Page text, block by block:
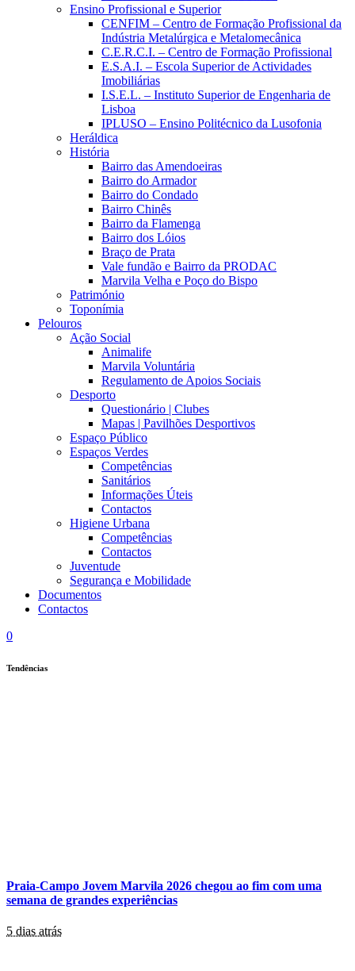
Ensino Profissional e Superior
CENFIM – Centro de Formação Profissional da
Indústria Metalúrgica e Metalomecânica
C.E.R.C.I. – Centro de Formação Profissional
E.S.A.I. – Escola Superior de Actividades
Imobiliárias
I.S.E.L. – Instituto Superior de Engenharia de
Lisboa
IPLUSO – Ensino Politécnico da Lusofonia
Heráldica
História
Bairro das Amendoeiras
Bairro do Armador
Bairro do Condado
Bairro Chinês
Bairro da Flamenga
Bairro dos Lóios
Braço de Prata
Vale fundão e Bairro da PRODAC
Marvila Velha e Poço do Bispo
Património
Toponímia
Pelouros
Ação Social
Animalife
Marvila Voluntária
Regulamento de Apoios Sociais
Desporto
Questionário | Clubes
Mapas | Pavilhões Desportivos
Espaço Público
Espaços Verdes
Competências
Sanitários
Informações Úteis
Contactos
Higiene Urbana
Competências
Contactos
Juventude
Segurança e Mobilidade
Documentos
Contactos
0
Tendências
Praia-Campo Jovem Marvila 2026 chegou ao fim com uma
semana de grandes experiências
5 dias atrás